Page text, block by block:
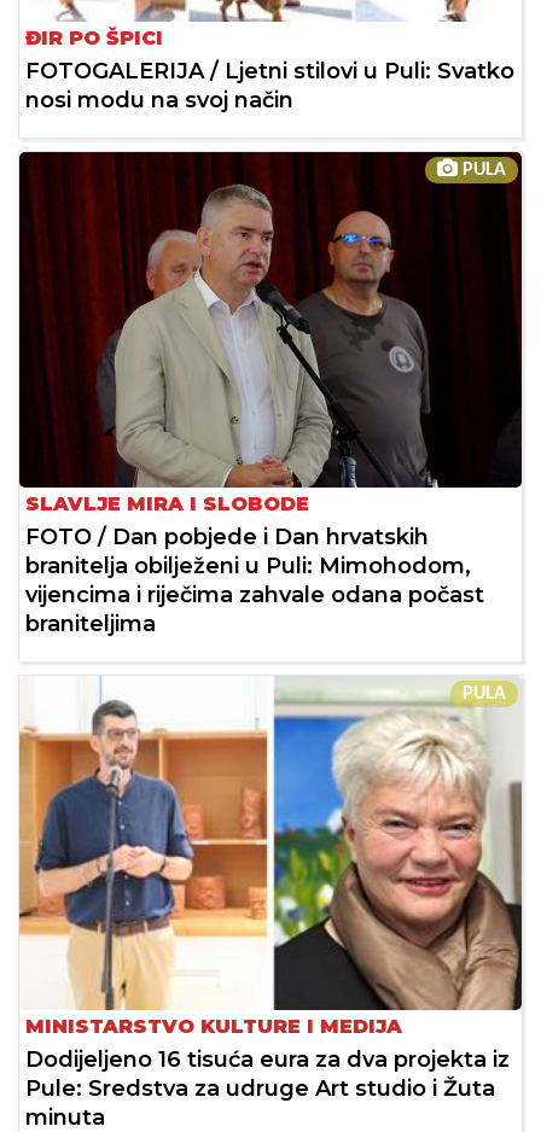
ĐIR PO ŠPICI
FOTOGALERIJA / Ljetni stilovi u Puli: Svatko
nosi modu na svoj način
PULA
SLAVLJE MIRA I SLOBODE
FOTO / Dan pobjede i Dan hrvatskih
branitelja obilježeni u Puli: Mimohodom,
vijencima i riječima zahvale odana počast
braniteljima
PULA
MINISTARSTVO KULTURE I MEDIJA
Dodijeljeno 16 tisuća eura za dva projekta iz
Pule: Sredstva za udruge Art studio i Žuta
minuta